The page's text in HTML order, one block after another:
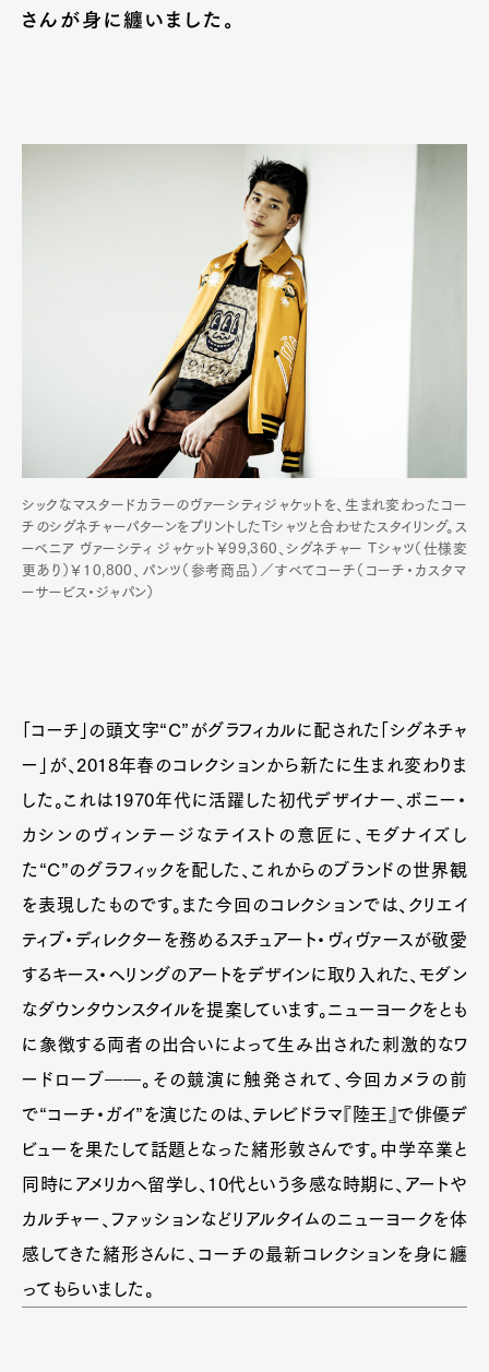
さんが身に纏いました。
シックなマスタードカラーのヴァーシティジャケットを、生まれ変わったコー
チのシグネチャーパターンをプリントしたTシャツと合わせたスタイリング。ス
ーベニア ヴァーシティ ジャケット￥99,360、シグネチャー Tシャツ（仕様変
更あり）￥10,800、パンツ（参考商品）／すべてコーチ（コーチ・カスタマ
ーサービス・ジャパン）
「コーチ」の頭文字“C”がグラフィカルに配された「シグネチャ
ー」が、2018年春のコレクションから新たに生まれ変わりま
した。これは1970年代に活躍した初代デザイナー、ボニー・
カシンのヴィンテージなテイストの意匠に、モダナイズし
た“C”のグラフィックを配した、これからのブランドの世界観
を表現したものです。また今回のコレクションでは、クリエイ
ティブ・ディレクターを務めるスチュアート・ヴィヴァースが敬愛
するキース・ヘリングのアートをデザインに取り入れた、モダン
なダウンタウンスタイルを提案しています。ニューヨークをとも
に象徴する両者の出合いによって生み出された刺激的なワ
ードローブ――。その競演に触発されて、今回カメラの前
で“コーチ・ガイ”を演じたのは、テレビドラマ『陸王』で俳優デ
ビューを果たして話題となった緒形敦さんです。中学卒業と
同時にアメリカへ留学し、10代という多感な時期に、アートや
カルチャー、ファッションなどリアルタイムのニューヨークを体
感してきた緒形さんに、コーチの最新コレクションを身に纏
ってもらいました。